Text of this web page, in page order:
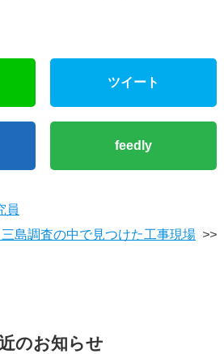
ツイート
feedly
員
島調査の中で見つけた工事現場 >>
のお知らせ